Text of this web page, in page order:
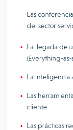
Las
del sector
La llegada de
(Everything-
La inteligencia
Las
cliente
Las prácticas